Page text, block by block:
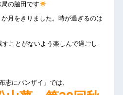
の脇田です
月をきりました。時が過ぎるのは
ことがないよう楽しんで過ごし
志にバンザイ」では、